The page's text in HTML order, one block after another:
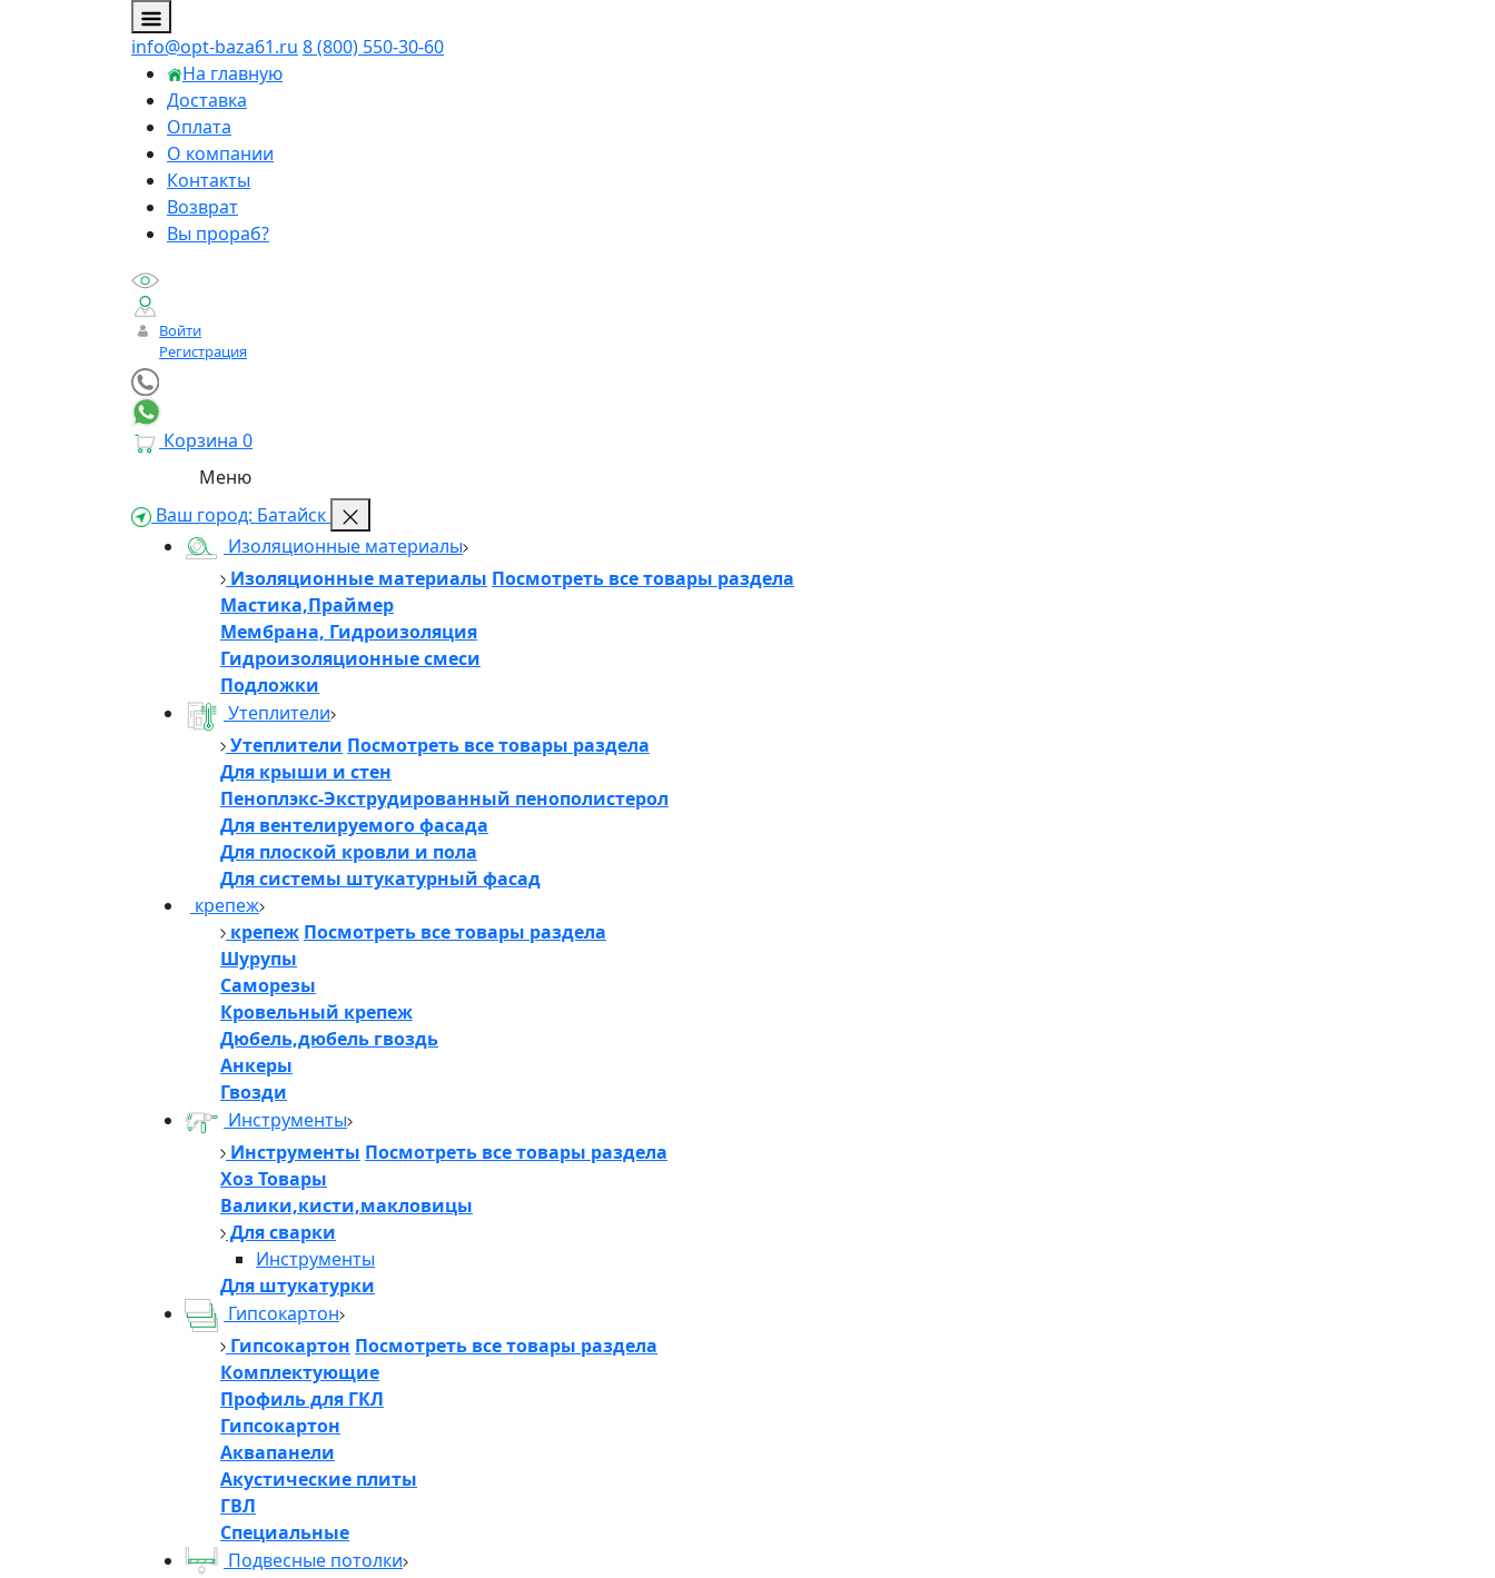
info@opt-baza61.ru 8 (800) 550-30-60
На главную
Доставка
Оплата
О компании
Контакты
Возврат
Вы прораб?
Войти
Регистрация
Корзина 0
Меню
Ваш город: Батайск
Изоляционные материалы
Изоляционные материалы Посмотреть все товары раздела
Мастика,Праймер
Мембрана, Гидроизоляция
Гидроизоляционные смеси
Подложки
Утеплители
Утеплители Посмотреть все товары раздела
Для крыши и стен
Пеноплэкс-Экструдированный пенополистерол
Для вентелируемого фасада
Для плоской кровли и пола
Для системы штукатурный фасад
крепеж
крепеж Посмотреть все товары раздела
Шурупы
Саморезы
Кровельный крепеж
Дюбель,дюбель гвоздь
Анкеры
Гвозди
Инструменты
Инструменты Посмотреть все товары раздела
Хоз Товары
Валики,кисти,макловицы
Для сварки
Инструменты
Для штукатурки
Гипсокартон
Гипсокартон Посмотреть все товары раздела
Комплектующие
Профиль для ГКЛ
Гипсокартон
Аквапанели
Акустические плиты
ГВЛ
Специальные
Подвесные потолки